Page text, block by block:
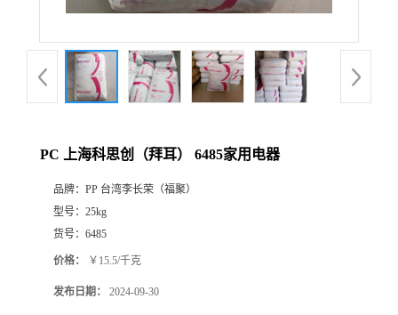
PC 上海科思创（拜耳） 6485家用电器
品牌： PP 台湾李长荣（福聚）
型号： 25kg
货号： 6485
价格： ￥15.5/千克
发布日期： 2024-09-30